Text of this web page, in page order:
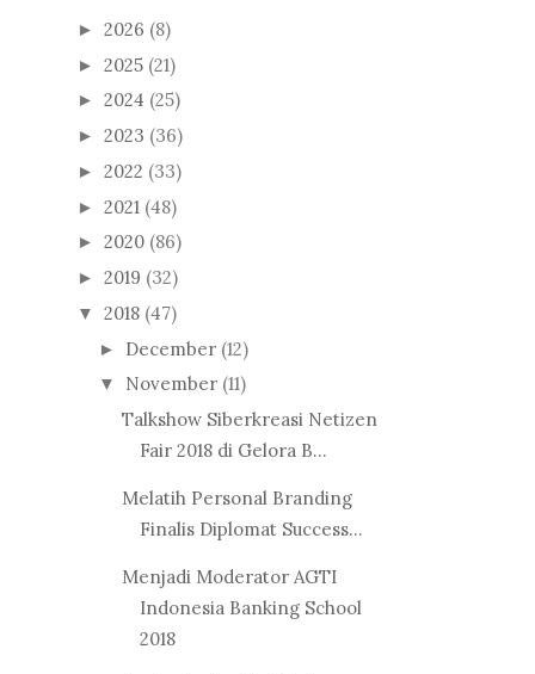
► 2026 (8)
► 2025 (21)
► 2024 (25)
► 2023 (36)
► 2022 (33)
► 2021 (48)
► 2020 (86)
► 2019 (32)
▼ 2018 (47)
► December (12)
▼ November (11)
Talkshow Siberkreasi Netizen
Fair 2018 di Gelora B...
Melatih Personal Branding
Finalis Diplomat Success...
Menjadi Moderator AGTI
Indonesia Banking School
2018